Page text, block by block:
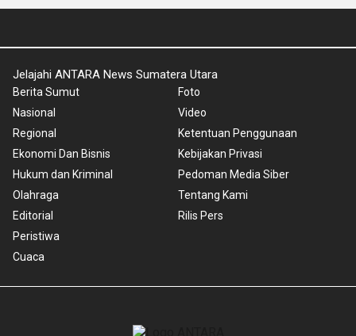
Jelajahi ANTARA News Sumatera Utara
Berita Sumut
Nasional
Regional
Ekonomi Dan Bisnis
Hukum dan Kriminal
Olahraga
Editorial
Peristiwa
Cuaca
Foto
Video
Ketentuan Penggunaan
Kebijakan Privasi
Pedoman Media Siber
Tentang Kami
Rilis Pers